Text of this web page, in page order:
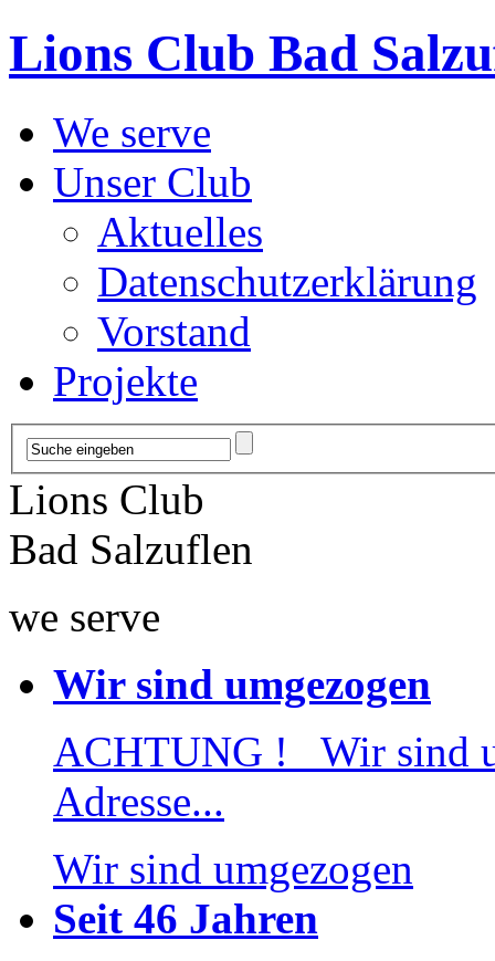
Lions Club Bad
We serve
Unser Club
Aktuelles
Datenschutzerklärung
Vorstand
Projekte
Lions Club
Bad Salzuflen
we serve
Wir sind umgezogen
ACHTUNG ! Wir sind
Adresse...
Wir sind umgezogen
Seit 46 Jahren